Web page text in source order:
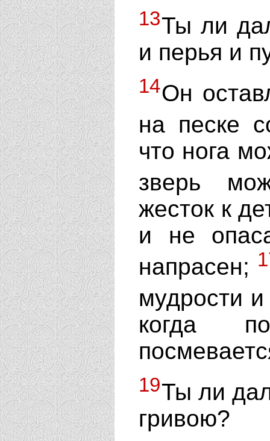
13Ты ли
и перья и
14Он
на песке
что нога
зверь
жесток к
и не
напрасен;
мудрости
когда
19Ты ли
гривою?